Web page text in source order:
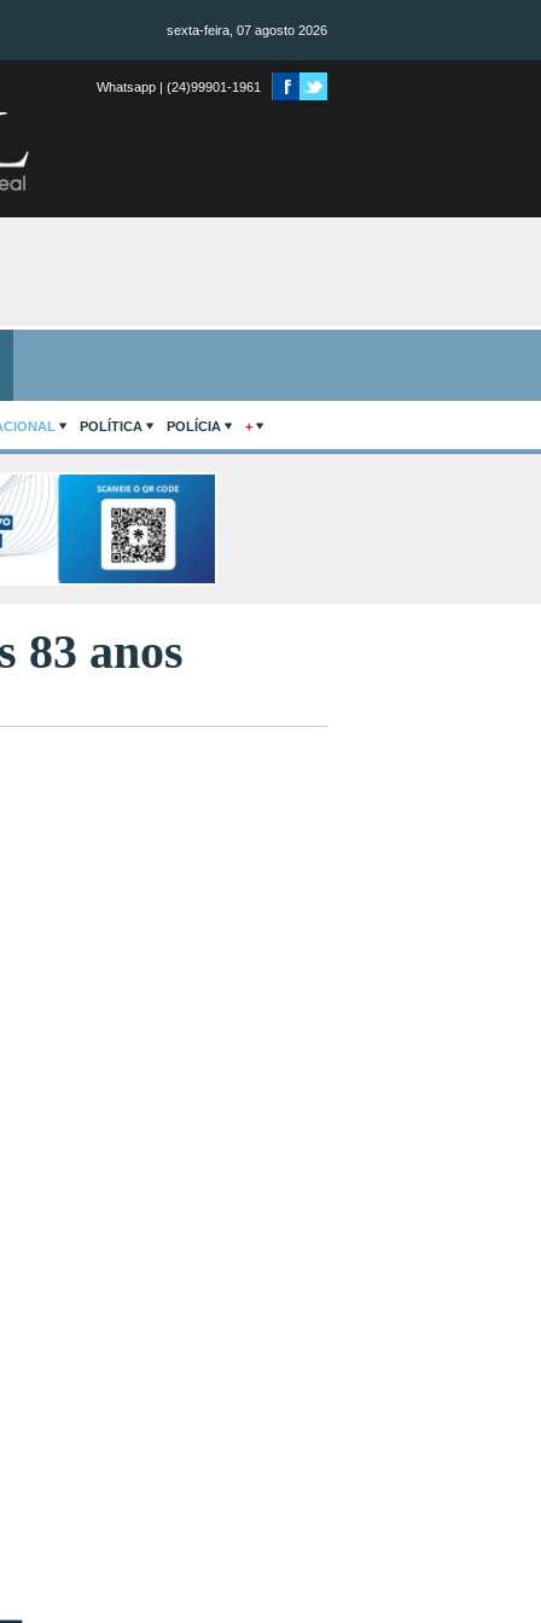
sexta-feira, 07 agosto 2026
Whatsapp | (24)99901-1961
POLÍTICA POLÍCIA +
83 anos